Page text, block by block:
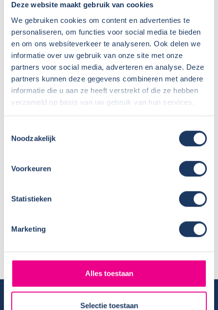
Deze website maakt gebruik van cookies
We gebruiken cookies om content en advertenties te
personaliseren, om functies voor social media te bieden
en om ons websiteverkeer te analyseren. Ook delen we
informatie over uw gebruik van onze site met onze
partners voor social media, adverteren en analyse. Deze
partners kunnen deze gegevens combineren met andere
informatie die u aan ze heeft verstrekt of die ze hebben
verzameld op basis van uw gebruik van hun services.
Noodzakelijk
Voorkeuren
Statistieken
Marketing
Alles toestaan
Selectie toestaan
Vernieuwing wasplaats
Modeljaar ’26 van Dethleffs en Crosscamp is
bekend
Een frisse look voor ons terrein – het nieuwe
hekwerk staat!
Sunlight maakt modeljaar 2026 bekend – dit is
Europa zet stap naar verhoging
Camper huren